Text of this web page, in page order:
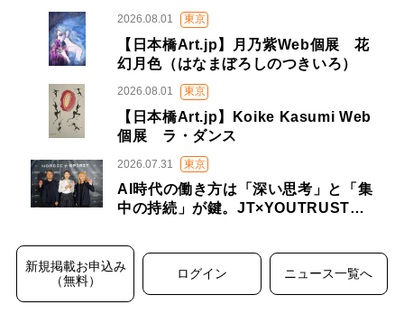
2026.08.01 東京
【日本橋Art.jp】月乃紫Web個展 花
幻月色（はなまぼろしのつきいろ）
2026.08.01 東京
【日本橋Art.jp】Koike Kasumi Web
個展 ラ・ダンス
2026.07.31 東京
AI時代の働き方は「深い思考」と「集
中の持続」が鍵。JT×YOUTRUST…
新規掲載お申込み
（無料）
ログイン ニュース一覧へ